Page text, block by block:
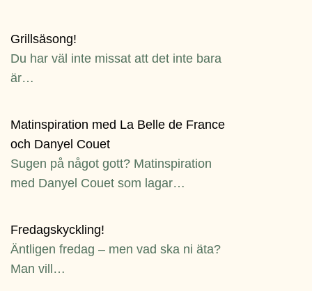
Grillsäsong!
Du har väl inte missat att det inte bara
är…
Matinspiration med La Belle de France
och Danyel Couet
Sugen på något gott? Matinspiration
med Danyel Couet som lagar…
Fredagskyckling!
Äntligen fredag – men vad ska ni äta?
Man vill…